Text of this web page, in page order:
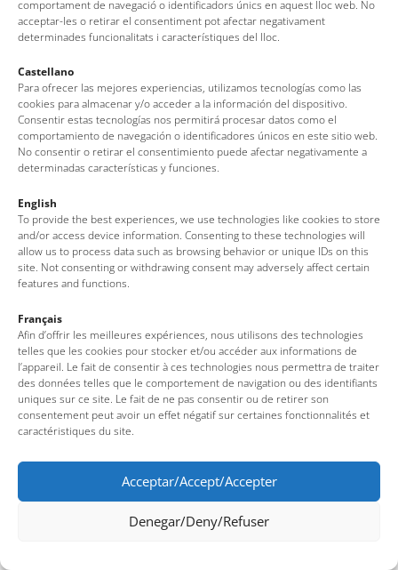
comportament de navegació o identificadors únics en aquest lloc web. No
acceptar-les o retirar el consentiment pot afectar negativament
determinades funcionalitats i característiques del lloc.
Castellano
Para ofrecer las mejores experiencias, utilizamos tecnologías como las
cookies para almacenar y/o acceder a la información del dispositivo.
Consentir estas tecnologías nos permitirá procesar datos como el
comportamiento de navegación o identificadores únicos en este sitio web.
No consentir o retirar el consentimiento puede afectar negativamente a
determinadas características y funciones.
English
To provide the best experiences, we use technologies like cookies to store
and/or access device information. Consenting to these technologies will
allow us to process data such as browsing behavior or unique IDs on this
site. Not consenting or withdrawing consent may adversely affect certain
features and functions.
Français
Afin d’offrir les meilleures expériences, nous utilisons des technologies
telles que les cookies pour stocker et/ou accéder aux informations de
l’appareil. Le fait de consentir à ces technologies nous permettra de traiter
des données telles que le comportement de navigation ou des identifiants
uniques sur ce site. Le fait de ne pas consentir ou de retirer son
consentement peut avoir un effet négatif sur certaines fonctionnalités et
caractéristiques du site.
Acceptar/Accept/Accepter
Denegar/Deny/Refuser
Tossa a través del tiempo
Fiestas, tradiciones y leyendas